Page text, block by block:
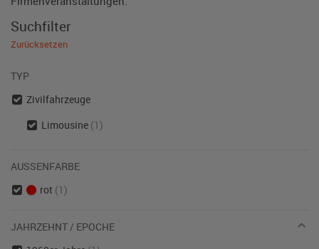
Suchfilter
Zurücksetzen
TYP
Zivilfahrzeuge
Limousine (1)
AUSSENFARBE
rot (1)
JAHRZEHNT / EPOCHE